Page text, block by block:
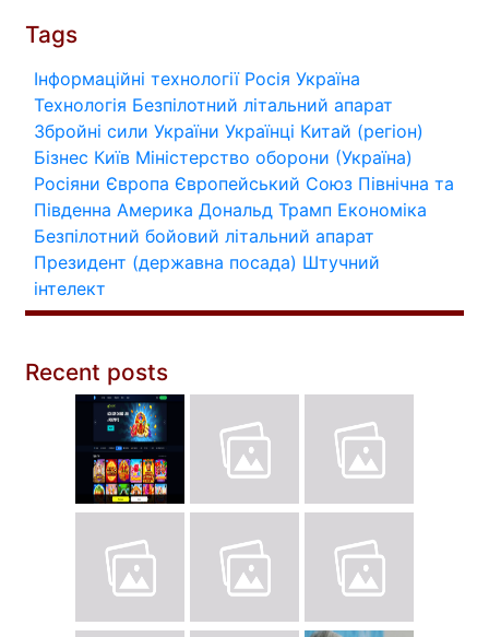
Tags
Інформаційні технології Росія Україна
Технологія Безпілотний літальний апарат
Збройні сили України Українці Китай (регіон)
Бізнес Київ Міністерство оборони (Україна)
Росіяни Європа Європейський Союз Північна та
Південна Америка Дональд Трамп Економіка
Безпілотний бойовий літальний апарат
Президент (державна посада) Штучний
інтелект
Recent posts